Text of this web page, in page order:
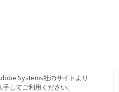
Systems社のサイトより
してご利用ください。